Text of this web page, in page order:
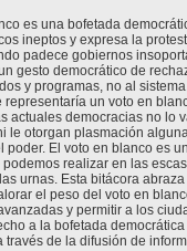
es una bofetada
ineptos y expresa la
padece gobiernos
gesto democrático de
y programas, no al
representaría un voto en
actuales democracias no lo
le otorgan plasmación
poder. El voto en blanco es
realizar en las
urnas. Esta bitácora
el peso del voto en
y permitir a los
a la bofetada
través de la difusión de